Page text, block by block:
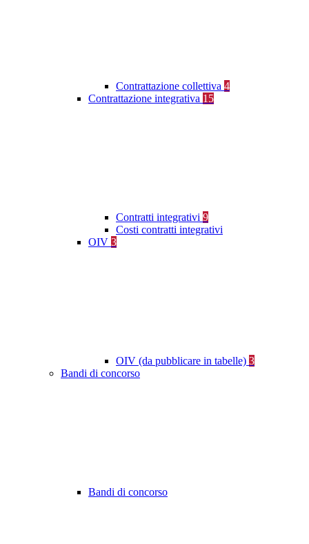
Contrattazione collettiva 4
Contrattazione integrativa 15
Contratti integrativi 9
Costi contratti integrativi
OIV 3
OIV (da pubblicare in tabelle) 3
Bandi di concorso
Bandi di concorso